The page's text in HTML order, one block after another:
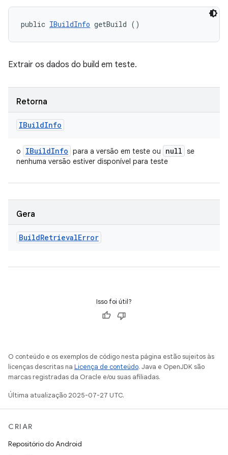
public IBuildInfo getBuild ()
Extrair os dados do build em teste.
Retorna
IBuildInfo
o IBuildInfo para a versão em teste ou null se
nenhuma versão estiver disponível para teste
Gera
BuildRetrievalError
Isso foi útil?
O conteúdo e os exemplos de código nesta página estão sujeitos às
licenças descritas na Licença de conteúdo. Java e OpenJDK são
marcas registradas da Oracle e/ou suas afiliadas.
Última atualização 2025-07-27 UTC.
CRIAR
Repositório do Android